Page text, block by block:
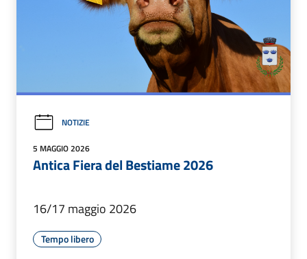
NOTIZIE
5 MAGGIO 2026
Antica Fiera del Bestiame 2026
16/17 maggio 2026
Tempo libero